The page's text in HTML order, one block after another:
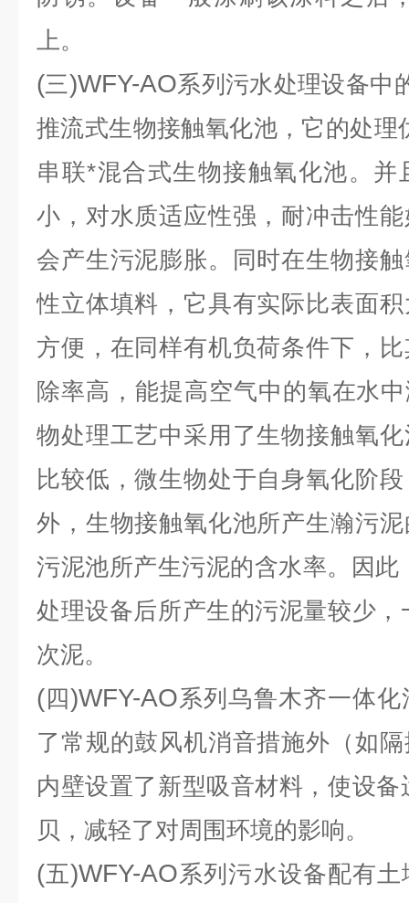
上。
(三)WFY-AO系列污水处理设备中
推流式生物接触氧化池，它的处理
串联*混合式生物接触氧化池。并
小，对水质适应性强，耐冲击性
会产生污泥膨胀。同时在生物接
性立体填料，它具有实际比表面
方便，在同样有机负荷条件下，
除率高，能提高空气中的氧在水
物处理工艺中采用了生物接触氧
比较低，微生物处于自身氧化阶
外，生物接触氧化池所产生瀚污
污泥池所产生污泥的含水率。因此
处理设备后所产生的污泥量较少，
次泥。
(四)WFY-AO系列乌鲁木齐一体
了常规的鼓风机消音措施外（如
内壁设置了新型吸音材料，使设
贝，减轻了对周围环境的影响。
(五)WFY-AO系列污水设备配有